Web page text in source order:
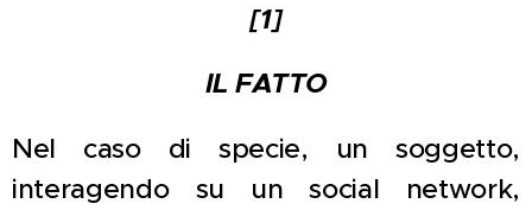
[1]
IL FATTO
Nel caso di specie, un soggetto,
interagendo su un social network,